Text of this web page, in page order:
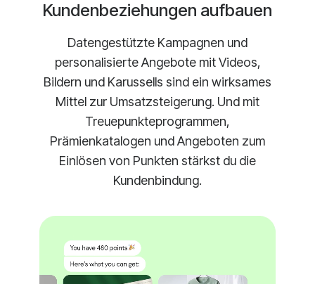
Kundenbeziehungen aufbauen
Datengestützte Kampagnen und
personalisierte Angebote mit Videos,
Bildern und Karussells sind ein wirksames
Mittel zur Umsatzsteigerung. Und mit
Treuepunkteprogrammen,
Prämienkatalogen und Angeboten zum
Einlösen von Punkten stärkst du die
Kundenbindung.